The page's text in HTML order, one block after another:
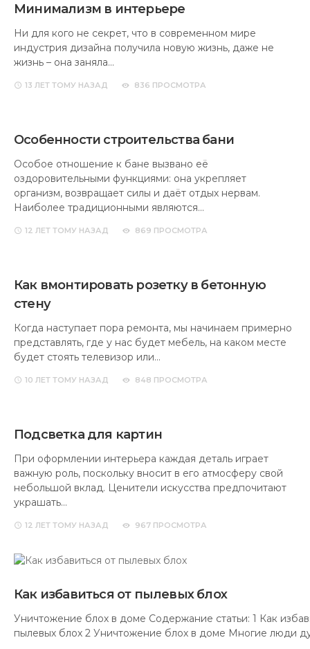
Минимализм в интерьере
Ни для кого не секрет, что в современном мире
индустрия дизайна получила новую жизнь, даже не
жизнь – она заняла…
13 ЛЕТ ТОМУ НАЗАД 836 ПРОСМОТРА
Особенности строительства бани
Особое отношение к бане вызвано её
оздоровительными функциями: она укрепляет
организм, возвращает силы и даёт отдых нервам.
Наиболее традиционными являются…
12 ЛЕТ ТОМУ НАЗАД 869 ПРОСМОТРА
Как вмонтировать розетку в бетонную
стену
Когда наступает пора ремонта, мы начинаем примерно
представлять, где у нас будет мебель, на каком месте
будет стоять телевизор или…
10 ЛЕТ ТОМУ НАЗАД 848 ПРОСМОТРА
Подсветка для картин
При оформлении интерьера каждая деталь играет
важную роль, поскольку вносит в его атмосферу свой
небольшой вклад. Ценители искусства предпочитают
украшать…
12 ЛЕТ ТОМУ НАЗАД 967 ПРОСМОТРА
Как избавиться от пылевых блох
Уничтожение блох в доме Содержание статьи: 1 Как
пылевых блох 2 Уничтожение блох в доме Многие люди